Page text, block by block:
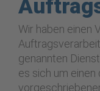
Wir haben einen
genannten
es sich um